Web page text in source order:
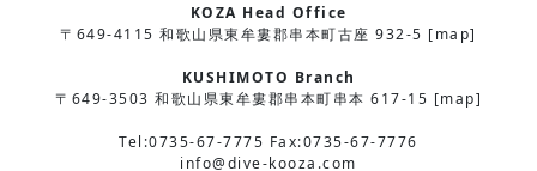
KOZA Head Office
〒649-4115 和歌山県東牟婁郡串本町古座 932-5 [map]
KUSHIMOTO Branch
〒649-3503 和歌山県東牟婁郡串本町串本 617-15 [map]
Tel:0735-67-7775 Fax:0735-67-7776
info@dive-kooza.com